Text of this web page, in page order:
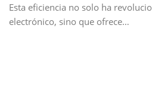
Esta eficiencia no solo ha
electrónico, sino que ofrece…